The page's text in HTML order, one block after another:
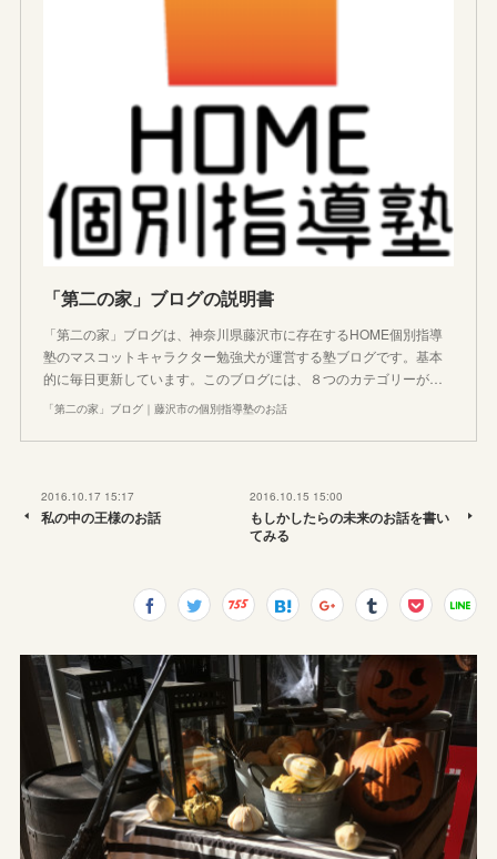
「第二の家」ブログの説明書
「第二の家」ブログは、神奈川県藤沢市に存在するHOME個別指導
塾のマスコットキャラクター勉強犬が運営する塾ブログです。基本
的に毎日更新しています。このブログには、８つのカテゴリーが…
「第二の家」ブログ｜藤沢市の個別指導塾のお話
2016.10.17 15:17
私の中の王様のお話
2016.10.15 15:00
もしかしたらの未来のお話を書い
てみる